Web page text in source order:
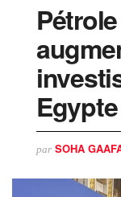
Egypte
par SOHA